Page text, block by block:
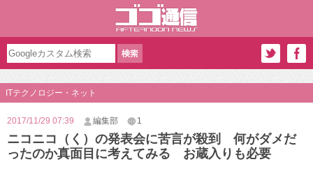
ITテクノロジー・ネット
2017/11/29 07:39 編集部 1
ニコニコ（く）の発表会に苦言が殺到 何がダメだ
ったのか真面目に考えてみる お蔵入りも必要